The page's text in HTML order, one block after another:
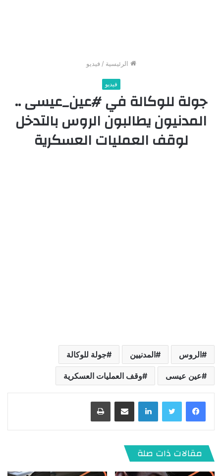
الرئيسية / فيديو
فيديو
جولة للوكالة في #عين_عيسى ..
المدنيون يطالبون الروس بالتدخل
لوقف العمليات العسكرية
الروس المدنيين جولة للوكالة
عين عيسى وقف العمليات العسكرية
لينكدإن
مقالات ذات صلة